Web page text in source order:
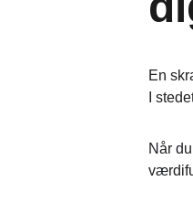
En
I
Når